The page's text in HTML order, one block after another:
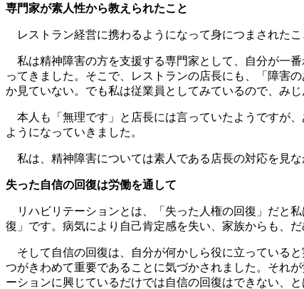
専門家が素人性から教えられたこと
レストラン経営に携わるようになって身につまされた
私は精神障害の方を支援する専門家として、自分が一
ってきました。そこで、レストランの店長にも、「障害
か見ていない。でも私は従業員としてみているので、み
本人も「無理です」と店長には言っていたようですが
ようになっていきました。
私は、精神障害については素人である店長の対応を見
失った自信の回復は労働を通して
リハビリテーションとは、「失った人権の回復」だと
復」です。病気により自己肯定感を失い、家族からも、
そして自信の回復は、自分が何かしら役に立っている
つがきわめて重要であることに気づかされました。それ
ーションに興じているだけでは自信の回復はできない、